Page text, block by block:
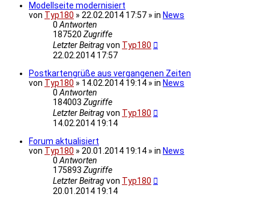
Modellseite modernisiert
von Typ180 » 22.02.2014 17:57 » in News
0Antworten
187520 Zugriffe
Letzter Beitragvon Typ180
22.02.2014 17:57
Postkartengrüße aus vergangenen Zeiten
von Typ180 » 14.02.2014 19:14 » in News
0Antworten
184003 Zugriffe
Letzter Beitragvon Typ180
14.02.2014 19:14
Forum aktualisiert
von Typ180 » 20.01.2014 19:14 » in News
0Antworten
175893 Zugriffe
Letzter Beitragvon Typ180
20.01.2014 19:14